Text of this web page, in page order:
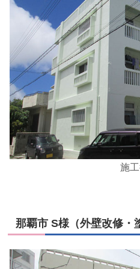
施
那覇市 S様（外壁改修・